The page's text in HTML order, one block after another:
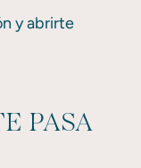
y abrirte
PASA